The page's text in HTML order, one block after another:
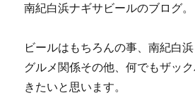
南紀白浜ナギサビールのブログ。
ビールはもちろんの事、南紀白
グルメ関係その他、何でもザッ
きたいと思います。